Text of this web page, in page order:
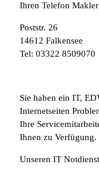
Ihren Telefon
Poststr. 26
14612 Falkensee
Tel: 03322 8509070
Sie haben ein IT,
Internetseiten
Ihre
Ihnen zu Verfügung.
Unseren IT